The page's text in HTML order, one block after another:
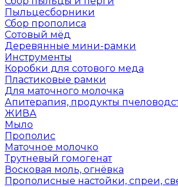
Пыльцесборники
Сбор прополиса
Сотовый мёд
Деревянные мини-рамки
Инструменты
Коробки для сотового меда
Пластиковые рамки
Для маточного молочка
Апитерапия, продукты
ЖИВА
Мыло
Прополис
Маточное молочко
Трутневый гомогенат
Восковая моль, огнёвка
Прополисные настойки, спреи,